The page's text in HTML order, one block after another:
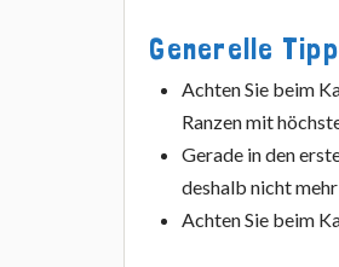
Generelle
Achten Sie beim
Ranzen mit
Gerade in den
deshalb nicht
Achten Sie beim